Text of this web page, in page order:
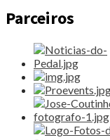
Parceiros